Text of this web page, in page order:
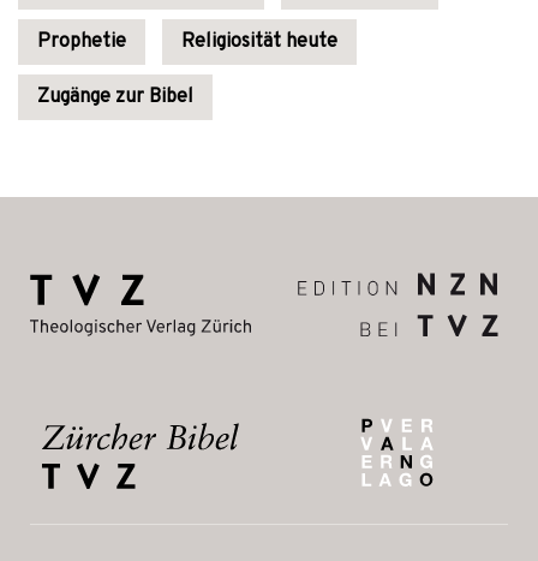
Prophetie Religiosität heute
Zugänge zur Bibel